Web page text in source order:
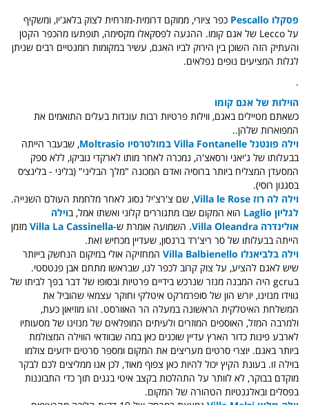
פסקלו Pescallo
כפר ציורי, ממוקם דרומית-מזרחית לצוק בלאג'יו, ומשקיף
על Lecco של אגם קומו. ההגעה לפסקאלו מקסימה, תופתעו מהכפר הקטן
והעתיק הזה השוכן בין הירוק לביו האגם, עשיר במקומות רומנטיים רבים שניתן
לגלות המציעים נופים נפלאים.
.
הוילות של אגם קומו
כשאתם מטיילים באגם, ווילות פרטיות רבות עונדות בעלים התואמים את
המפוארות שלהן..
וילה פונטנל Villa Fontanelle במולטרסיו Moltrasio
, שבעבר הייתה
בבעלותו של ג'יאני ורסאצ'ה, נמכרה לאחר מותו לארקדי נוביקו, ללא ספק
המסעדן המצליח ביותר ברוסיה ואדם המכונה "מלך הבליני" (בליני - בלינצ׳ס
בסגנון רוסי).
וילה לה רוז Villa le Rose
, שם צ'רצ'יל נסוג לאחר מלחמת העולם השנייה.
לגליון Laglio
הוא המקום שבו מתגוררים קלוני ואשתו אמל, בוילה
אולינדרה Villa Oleandra.
השמועה אומרת ש-Villa La Cassinella מזמן
הייתה בבעלותו של סר ריצ'רד ברנסון, שעדיין מכחיש זאת.
וילה בלביאנלו Villa Balbienello
המחזיקה אולי במיקום הנחשק בייותר
שיש לאגם להציע, על צוק קרוב לכפר לנו, שבראשו מתחם אבן פנטסטי.
בgcru היה המבנה מנזר שנרכש בידיים פרטיות ובסופו של דבר בפך לביתו של
גווידו מנזינו, יורש הון של סופרמרקט איטלקי וחוקר עצמאי שהוביל את
המשלחת האיטלקית הראשונה במעלה הר האוורסט. זהו מוזיאון כעת,
ולמרבה המזל, האוספים המוזרים ולעיתים המופלאים של מנזינו של מסעותיו
לארבע פינות כדור הארץ עדיין שוכנים כאן במה שבוודאי הווילה המצולמת
ביותר באגם. יוצרי סרטים מעריצים את המקום ומספר סרטים ידועים צולמו
בוילה זו. בעונת הקיץ יכול להיות כאן צפוף מאוד, לכן אנו ממליצים לכם לבקר
מוקדם בבוקר, לא לוותר על התהלכות בקצב איטי בגנים תוך כדי התבוננות
בפסלים ובאלגנטיות הטהורה של המקום.